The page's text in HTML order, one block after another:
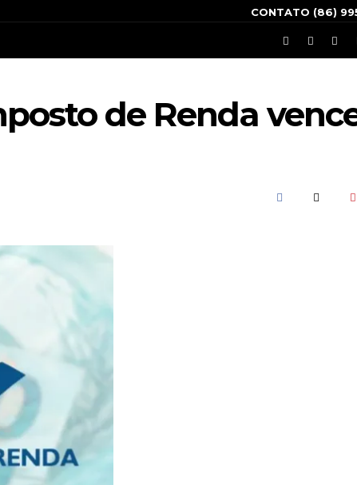
CONTATO (86)
de Renda